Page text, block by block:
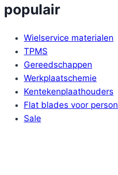
kan
worden
op
de
productpagina
populair
Wielservice materialen
TPMS
Gereedschappen
Werkplaatschemie
Kentekenplaathouders
Flat blades voor
Sale